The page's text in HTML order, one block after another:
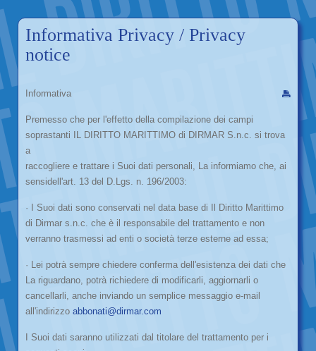
Informativa Privacy / Privacy
notice
Informativa
Premesso che per l'effetto della compilazione dei campi
soprastanti IL DIRITTO MARITTIMO di DIRMAR S.n.c. si trova
a
raccogliere e trattare i Suoi dati personali, La informiamo che, ai
sensidell'art. 13 del D.Lgs. n. 196/2003:
· I Suoi dati sono conservati nel data base di Il Diritto Marittimo
di Dirmar s.n.c. che è il responsabile del trattamento e non
verranno trasmessi ad enti o società terze esterne ad essa;
· Lei potrà sempre chiedere conferma dell'esistenza dei dati che
La riguardano, potrà richiedere di modificarli, aggiornarli o
cancellarli, anche inviando un semplice messaggio e-mail
all'indirizzo abbonati@dirmar.com
I Suoi dati saranno utilizzati dal titolare del trattamento per i